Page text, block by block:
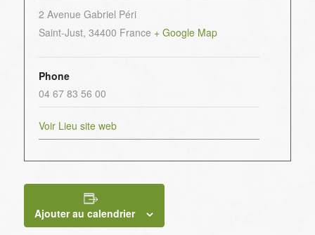
2 Avenue Gabriel Péri
Saint-Just, 34400 France + Google Map
Phone
04 67 83 56 00
Voir Lieu site web
Ajouter au calendrier